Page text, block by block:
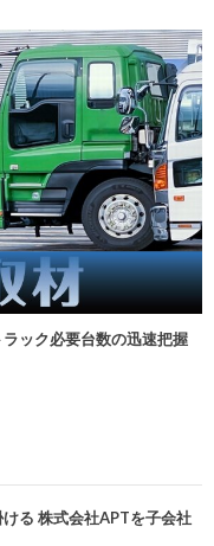
ック必要台数の迅速把握
る 株式会社APTを子会社